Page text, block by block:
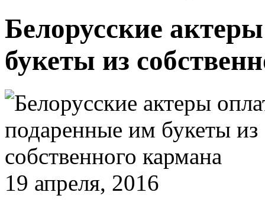
Белорусские
букеты из
19 апреля, 2016